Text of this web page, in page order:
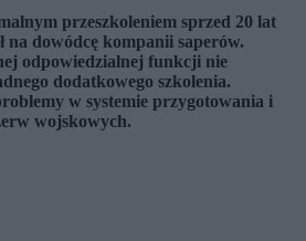
przeszkoleniem sprzed 20 lat
na dowódcę kompanii saperów.
odpowiedzialnej funkcji nie
dodatkowego szkolenia.
w systemie przygotowania i
wojskowych.